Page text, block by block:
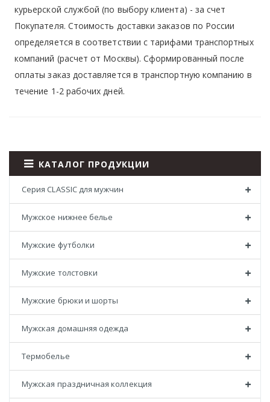
курьерской службой (по выбору клиента) - за счет
Покупателя. Стоимость доставки заказов по России
определяется в соответствии с тарифами транспортных
компаний (расчет от Москвы). Сформированный после
оплаты заказ доставляется в транспортную компанию в
течение 1-2 рабочих дней.
КАТАЛОГ ПРОДУКЦИИ
Серия CLASSIC для мужчин
Мужское нижнее белье
Мужские футболки
Мужские толстовки
Мужские брюки и шорты
Мужская домашняя одежда
Термобелье
Мужская праздничная коллекция